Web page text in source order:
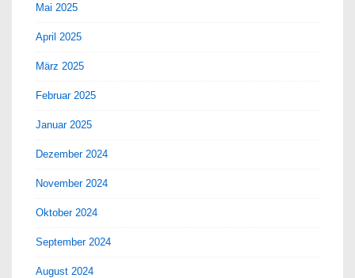
Mai 2025
April 2025
März 2025
Februar 2025
Januar 2025
Dezember 2024
November 2024
Oktober 2024
September 2024
August 2024